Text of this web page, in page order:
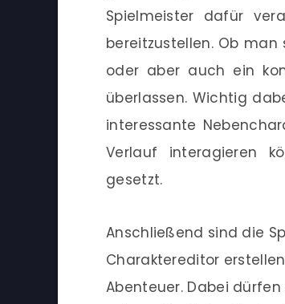
Spielmeister dafür
bereitzustellen. Ob
oder aber auch ein
überlassen. Wichtig
interessante
Verlauf interagieren
gesetzt.
Anschließend sind die
Charaktereditor
Abenteuer. Dabei